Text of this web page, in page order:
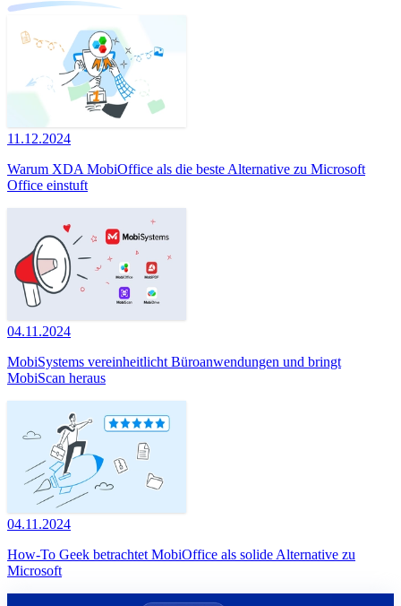
11.12.2024
Warum XDA MobiOffice als die beste Alternative zu Microsoft
Office einstuft
04.11.2024
MobiSystems vereinheitlicht Büroanwendungen und bringt
MobiScan heraus
04.11.2024
How-To Geek betrachtet MobiOffice als solide Alternative zu
Microsoft